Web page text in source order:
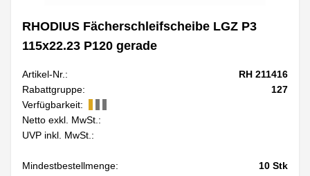
RHODIUS Fächerschleifscheibe LGZ P3
115x22.23 P120 gerade
Artikel-Nr.:
RH 211416
Rabattgruppe:
127
Verfügbarkeit:
Netto exkl. MwSt.:
UVP inkl. MwSt.:
Mindestbestellmenge: 10 Stk